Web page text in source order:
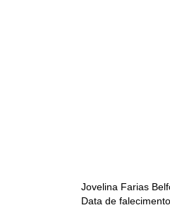
Jovelina Farias
Data de falecimento